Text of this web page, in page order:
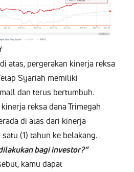
atas, pergerakan kinerja reksa
Syariah memiliki
dan terus bertumbuh.
reksa dana Trimegah
di atas dari kinerja
(1) tahun ke belakang.
bagi investor?”
kamu dapat